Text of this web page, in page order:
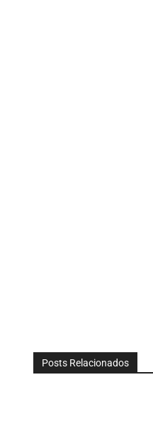
Posts Relacionados